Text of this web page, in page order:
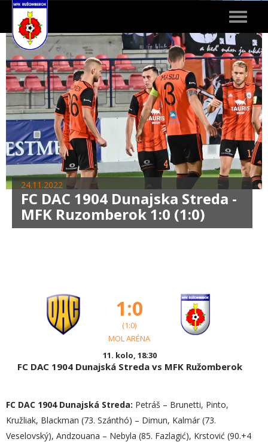
Toggle
24.11.2022
FC DAC 1904 Dunajska Streda -
MFK Ruzomberok 1:0 (1:0)
1:0
(1:0)
MOL ARÉNA
11. kolo, 18:30
FC DAC 1904 Dunajská Streda vs MFK Ružomberok
FC DAC 1904 Dunajská Streda: Petráš – Brunetti, Pinto,
Kružliak, Blackman (73. Szánthó) – Dimun, Kalmár (73.
Veselovský), Andzouana – Nebyla (85. Fazlagić), Krstović (90.+4